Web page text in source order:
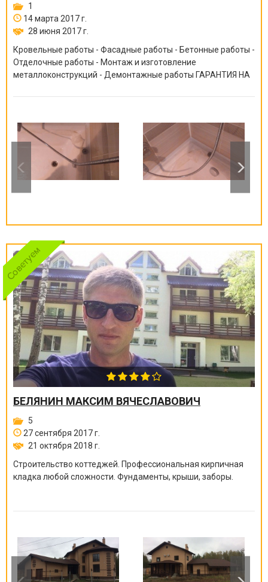
1
14 марта 2017 г.
28 июня 2017 г.
Кровельные работы - Фасадные работы - Бетонные работы -
Отделочные работы - Монтаж и изготовление
металлоконструкций - Демонтажные работы ГАРАНТИЯ НА
БЕЛЯНИН МАКСИМ ВЯЧЕСЛАВОВИЧ
5
27 сентября 2017 г.
21 октября 2018 г.
Строительство коттеджей. Профессиональная кирпичная
кладка любой сложности. Фундаменты, крыши, заборы.